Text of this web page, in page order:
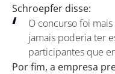
Schroepfer disse:
O concurso foi
jamais poderia ter
participantes que
Por fim, a empresa